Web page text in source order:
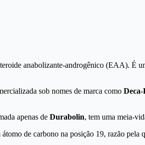
anabolizante-androgênico (EAA). É
sob nomes de marca como
apenas de Durabolin, tem uma meia-
de carbono na posição 19, razão